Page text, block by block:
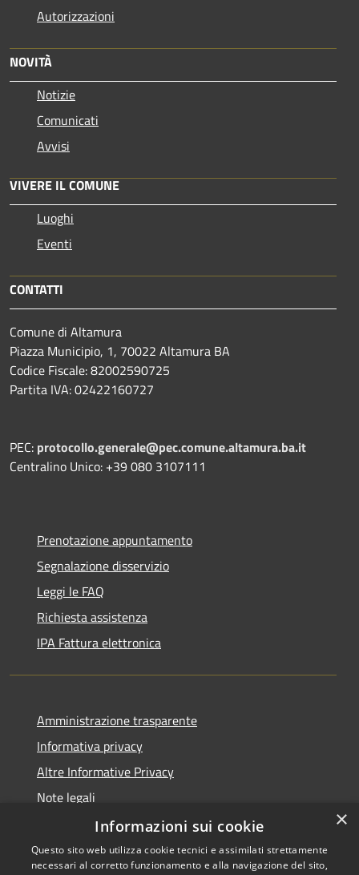
Autorizzazioni
NOVITÀ
Notizie
Comunicati
Avvisi
VIVERE IL COMUNE
Luoghi
Eventi
CONTATTI
Comune di Altamura
Piazza Municipio, 1, 70022 Altamura BA
Codice Fiscale: 82002590725
Partita IVA: 02422160727
PEC: protocollo.generale@pec.comune.altamura.ba.it
Centralino Unico: +39 080 3107111
Prenotazione appuntamento
Segnalazione disservizio
Leggi le FAQ
Richiesta assistenza
IPA Fattura elettronica
Amministrazione trasparente
Informativa privacy
Altre Informative Privacy
Note legali
Dichiarazione di accessibilità
×
Informazioni sui cookie
Questo sito web utilizza cookie tecnici e assimilati strettamente
necessari al corretto funzionamento e alla navigazione del sito,